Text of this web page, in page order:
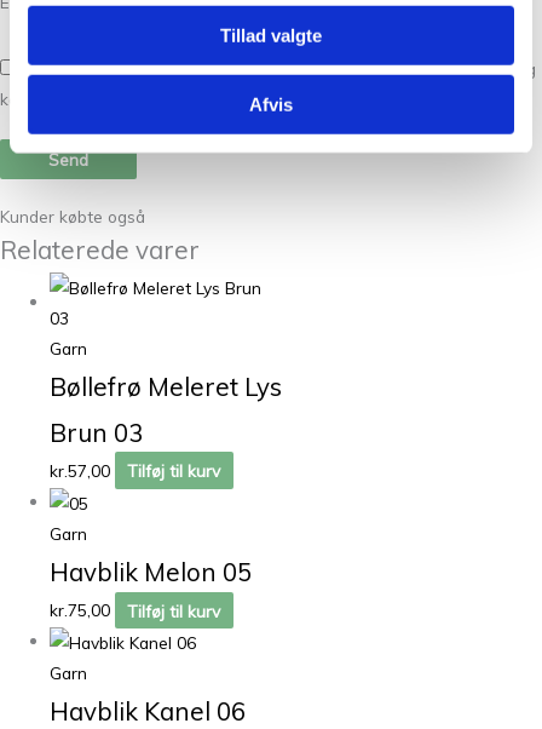
Tillad valgte
Afvis
Gem mit navn, mail og websted i denne browser til næste gang jeg
kommenterer.
Kunder købte også
Relaterede varer
Garn
Bøllefrø Meleret Lys
Brun 03
kr.57,00 Tilføj til kurv
Garn
Havblik Melon 05
kr.75,00 Tilføj til kurv
Garn
Havblik Kanel 06